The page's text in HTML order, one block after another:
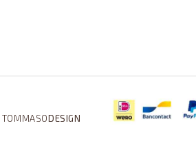
TOMMASODESIGN